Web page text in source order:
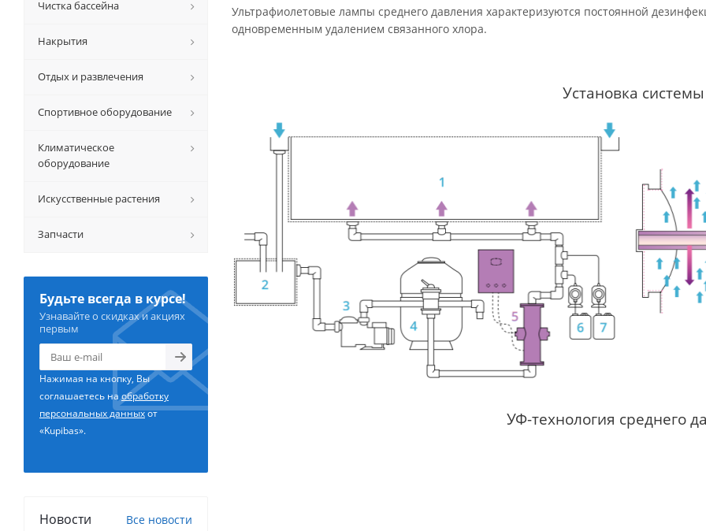
Ультрафиолетовые лампы среднего давления характеризуются постоянной
одновременным удалением связанного хлора.
Установка системы
УФ-технология среднего
Чистка бассейна
Накрытия
Отдых и развлечения
Спортивное оборудование
Климатическое
оборудование
Искусственные растения
Запчасти
Будьте всегда в курсе!
Узнавайте о скидках и акциях
первым
Нажимая на кнопку, Вы
соглашаетесь наобработку
персональных данныхот
«Kupibas».
Новости Все новости